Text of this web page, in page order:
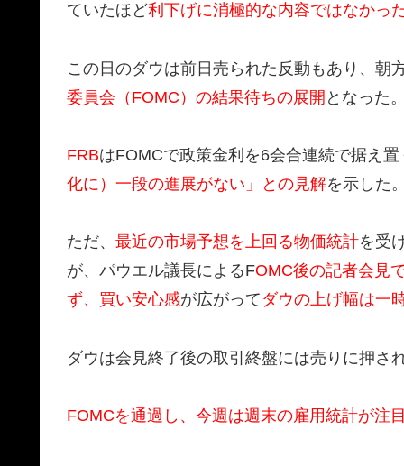
ていたほど利下げに消極的な内容ではなかっ
この日のダウは前日売られた反動もあり、朝
委員会（FOMC）の結果待ちの展開 となった
FRBはFOMCで政策金利を6会合連続で据え
化に）一段の進展がない」との見解を示した
ただ、 最近の市場予想を上回る物価統計を受
が、パウエル議長によるFOMC後の記者会見
ず、買い安心感が広がって ダウの上げ幅は一
ダウは会見終了後の取引終盤には売りに押さ
FOMCを通過し、今週は週末の雇用統計が注